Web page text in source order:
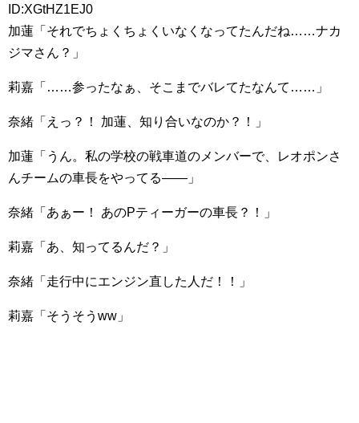
ID:XGtHZ1EJ0
加蓮「それでちょくちょくいなくなってたんだね……ナカ
ジマさん？」
莉嘉「……参ったなぁ、そこまでバレてたなんて……」
奈緒「えっ？！ 加蓮、知り合いなのか？！」
加蓮「うん。私の学校の戦車道のメンバーで、レオポンさ
んチームの車長をやってる――」
奈緒「あぁー！ あのPティーガーの車長？！」
莉嘉「あ、知ってるんだ？」
奈緒「走行中にエンジン直した人だ！！」
莉嘉「そうそうww」